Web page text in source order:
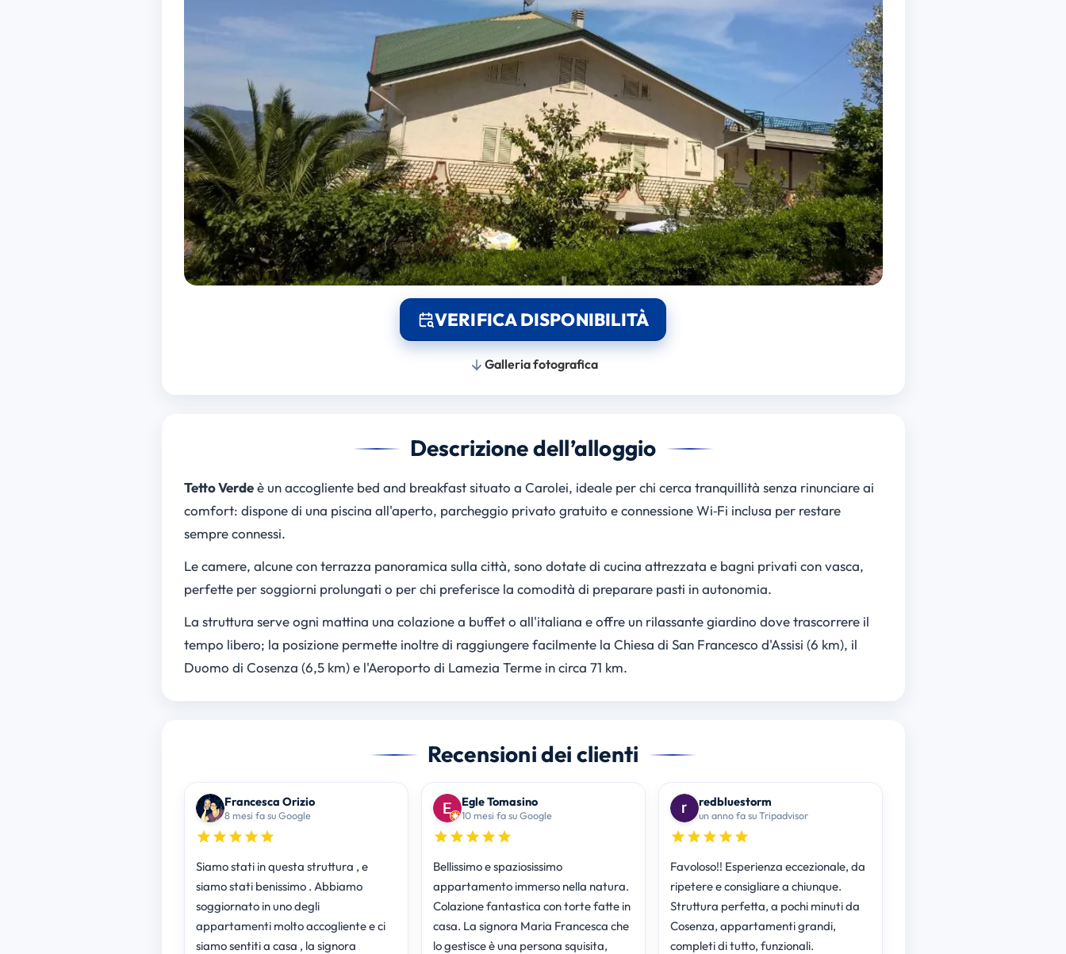
VERIFICA DISPONIBILITÀ
Galleria fotografica
Descrizione dell’alloggio
Tetto Verdeè un accogliente bed and breakfast situato a Carolei, ideale per chi cerca tranquillità senza rinunciare ai
comfort: dispone di una piscina all'aperto, parcheggio privato gratuito e connessione Wi‑Fi inclusa per restare
sempre connessi.
Le camere, alcune con terrazza panoramica sulla città, sono dotate di cucina attrezzata e bagni privati con vasca,
perfette per soggiorni prolungati o per chi preferisce la comodità di preparare pasti in autonomia.
La struttura serve ogni mattina una colazione a buffet o all'italiana e offre un rilassante giardino dove trascorrere il
tempo libero; la posizione permette inoltre di raggiungere facilmente la Chiesa di San Francesco d'Assisi (6 km), il
Duomo di Cosenza (6,5 km) e l'Aeroporto di Lamezia Terme in circa 71 km.
Recensioni dei clienti
Francesca Orizio
8 mesi fa su Google
Siamo stati in questa struttura , e
siamo stati benissimo . Abbiamo
soggiornato in uno degli
appartamenti molto accogliente e ci
siamo sentiti a casa , la signora
Egle Tomasino
10 mesi fa su Google
Bellissimo e spaziosissimo
appartamento immerso nella natura.
Colazione fantastica con torte fatte in
casa. La signora Maria Francesca che
lo gestisce è una persona squisita,
redbluestorm
un anno fa su Tripadvisor
Favoloso!! Esperienza eccezionale, da
ripetere e consigliare a chiunque.
Struttura perfetta, a pochi minuti da
Cosenza, appartamenti grandi,
completi di tutto, funzionali.